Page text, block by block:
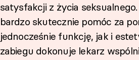
satysfakcji z życia
bardzo skutecznie pomóc za
jednocześnie funkcję, jak i
zabiegu dokonuje lekarz